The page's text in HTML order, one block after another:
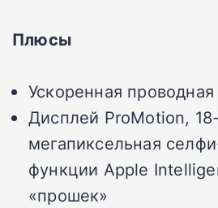
Плюсы
Ускоренная
Дисплей ProMotion, 18-
мегапиксельная
функции Apple
«прошек»